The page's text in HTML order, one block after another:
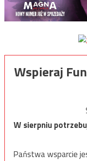
Wspieraj
W sierpniu
Państwa wsparcie